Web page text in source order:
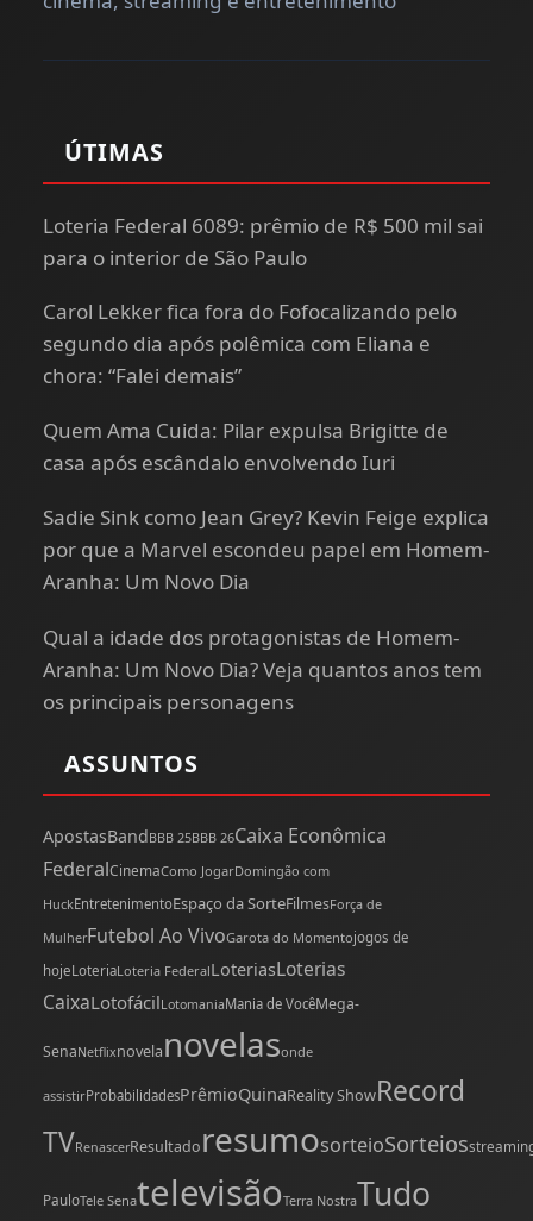
ÚTIMAS
Loteria Federal 6089: prêmio de R$ 500 mil sai
para o interior de São Paulo
Carol Lekker fica fora do Fofocalizando pelo
segundo dia após polêmica com Eliana e
chora: “Falei demais”
Quem Ama Cuida: Pilar expulsa Brigitte de
casa após escândalo envolvendo Iuri
Sadie Sink como Jean Grey? Kevin Feige explica
por que a Marvel escondeu papel em Homem-
Aranha: Um Novo Dia
Qual a idade dos protagonistas de Homem-
Aranha: Um Novo Dia? Veja quantos anos tem
os principais personagens
ASSUNTOS
ApostasBandBBB 25BBB 26Caixa Econômica
FederalCinemaComo JogarDomingão com
HuckEntretenimentoEspaço da SorteFilmesForça de
MulherFutebol Ao VivoGarota do Momentojogos de
hojeLoteriaLoteria FederalLoteriasLoterias
CaixaLotofácilLotomaniaMania de VocêMega-
SenaNetflixnovelanovelasonde
assistirProbabilidadesPrêmioQuinaReality ShowRecord
TVRenascerResultadoresumosorteioSorteios
PauloTele SenatelevisãoTerra NostraTudo